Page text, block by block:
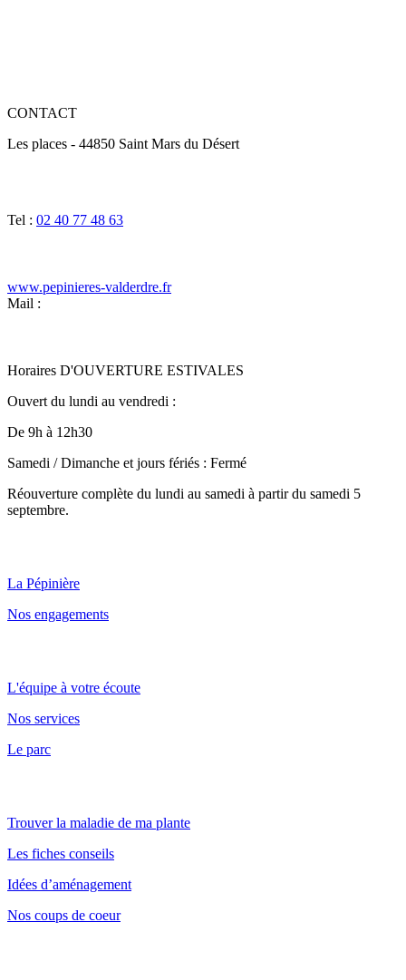
CONTACT
Les places - 44850 Saint Mars du Désert
Tel : 02 40 77 48 63
www.pepinieres-valderdre.fr
Mail :
Horaires D'OUVERTURE ESTIVALES
Ouvert du lundi au vendredi :
De 9h à 12h30
Samedi / Dimanche et jours fériés : Fermé
Réouverture complète du lundi au samedi à partir du samedi 5
septembre.
La Pépinière
Nos engagements
L'équipe à votre écoute
Nos services
Le parc
Trouver la maladie de ma plante
Les fiches conseils
Idées d’aménagement
Nos coups de coeur